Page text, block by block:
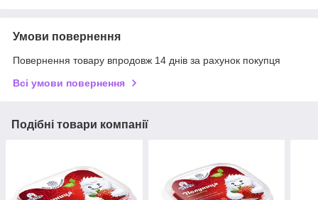
Умови повернення
Повернення товару впродовж 14 днів за рахунок покупця
Всі умови повернення
Подібні товари компанії